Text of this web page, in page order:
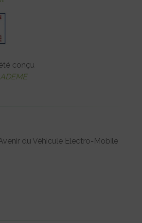
conçu
ADEME
du Véhicule Electro-Mobile